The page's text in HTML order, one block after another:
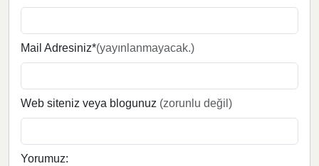
Mail Adresiniz*(yayınlanmayacak.)
Web siteniz veya blogunuz (zorunlu değil)
Yorumuz: